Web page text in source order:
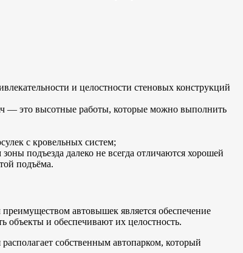
и целостности стеновых конструкций
— это высотные работы, которые можно выполнить
с кровельных систем;
подъезда далеко не всегда отличаются хорошей
подъёма.
автовышек является обеспечение
и обеспечивают их целостность.
собственным автопарком, который